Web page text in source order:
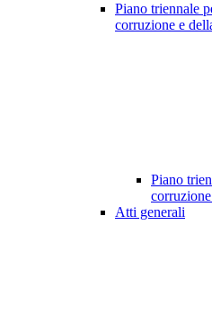
Piano triennale
corruzione e
Piano
Atti generali